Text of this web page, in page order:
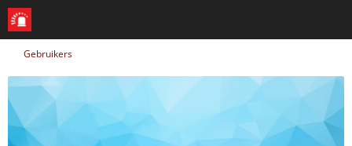
Gebruikers